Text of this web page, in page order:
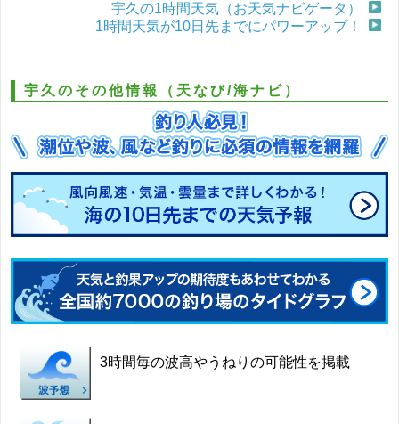
宇久の1時間天気（お天気ナビゲータ）
1時間天気が10日先までにパワーアップ！
宇久のその他情報（天なび/海ナビ）
3時間毎の波高やうねりの可能性を掲載